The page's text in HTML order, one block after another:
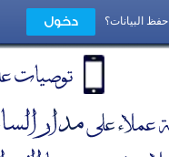
حفظ البيانات؟